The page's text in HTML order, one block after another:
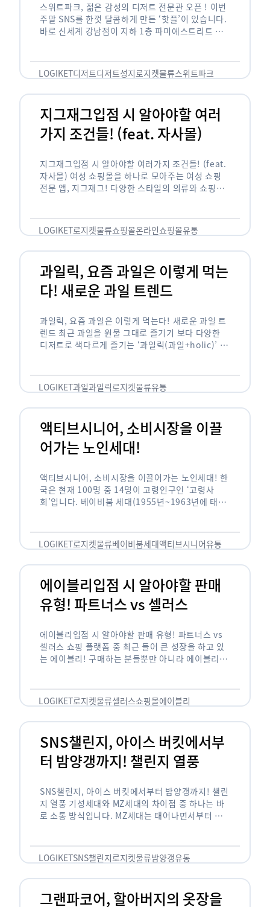
스위트파크, 젊은 감성의 디저트 전문관 오픈 ! 이번
주말 SNS를 한껏 달콤하게 만든 ‘핫플’이 있습니다.
바로 신세계 강남점이 지하 1층 파미에스트리트 분
LOGIKET디저트디저트성지로지켓물류스위트파크
지그재그입점 시 알아야할 여러
가지 조건들! (feat. 자사몰)
지그재그입점 시 알아야할 여러가지 조건들! (feat.
자사몰) 여성 쇼핑몰을 하나로 모아주는 여성 쇼핑
전문 앱, 지그재그! 다양한 스타일의 의류와 쇼핑몰
LOGIKET로지켓물류쇼핑몰온라인쇼핑몰유통
과일릭, 요즘 과일은 이렇게 먹는
다! 새로운 과일 트렌드
과일릭, 요즘 과일은 이렇게 먹는다! 새로운 과일 트
렌드 최근 과일을 원물 그대로 즐기기 보다 다양한
디저트로 색다르게 즐기는 ‘과일릭(과일+holic)’ 트
…
LOGIKET과일과일릭로지켓물류유통
액티브시니어, 소비시장을 이끌
어가는 노인세대!
액티브시니어, 소비시장을 이끌어가는 노인세대! 한
국은 현재 100명 중 14명이 고령인구인 ‘고령사
회’입니다. 베이비붐 세대(1955년~1963년에 태어
오고 있습니다. 하지만 사회가 늙어가는 …
LOGIKET로지켓물류베이비붐세대액티브시니어유통
에이블리입점 시 알아야할 판매
유형! 파트너스 vs 셀러스
에이블리입점 시 알아야할 판매 유형! 파트너스 vs
셀러스 쇼핑 플랫폼 중 최근 들어 큰 성장을 하고 있
는 에이블리! 구매하는 분들뿐만 아니라 에이블리에
LOGIKET로지켓물류셀러스쇼핑몰에이블리
SNS챌린지, 아이스 버킷에서부
터 밤양갱까지! 챌린지 열풍
SNS챌린지, 아이스 버킷에서부터 밤양갱까지! 챌린
지 열풍 기성세대와 MZ세대의 차이점 중 하나는 바
로 소통 방식입니다. MZ세대는 태어나면서부터 디
도 능숙한 …
LOGIKETSNS챌린지로지켓물류밤양갱유통
그랜파코어, 할아버지의 옷장을